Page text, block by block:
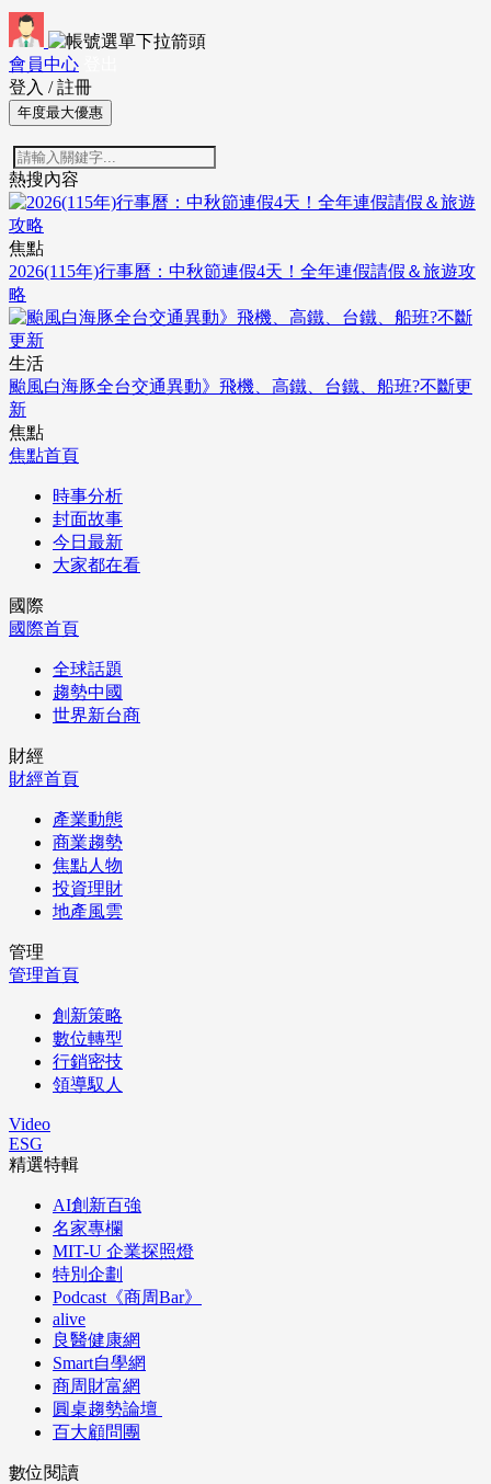
會員中心
登入 / 註冊
年度最大優惠
熱搜內容
焦點
2026(115年)行事曆：中秋節連假4天！全年連假請假＆旅遊攻
略
生活
颱風白海豚全台交通異動》飛機、高鐵、台鐵、船班?不斷更
新
焦點
焦點首頁
時事分析
封面故事
今日最新
大家都在看
國際
國際首頁
全球話題
趨勢中國
世界新台商
財經
財經首頁
產業動態
商業趨勢
焦點人物
投資理財
地產風雲
管理
管理首頁
創新策略
數位轉型
行銷密技
領導馭人
Video
ESG
精選特輯
AI創新百強
名家專欄
MIT-U 企業探照燈
特別企劃
Podcast《商周Bar》
alive
良醫健康網
Smart自學網
商周財富網
圓桌趨勢論壇
百大顧問團
數位閱讀